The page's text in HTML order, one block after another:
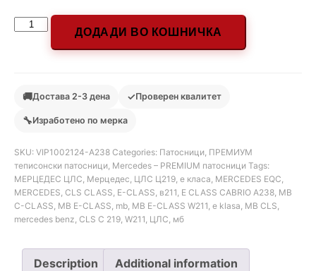
ДОДАДИ ВО КОШНИЧКА
🚚Достава 2-3 дена ✓Проверен квалитет
🔧Изработено по мерка
SKU: VIP1002124-A238 Categories: Патосници ПРЕМИУМ
теписонски патосници Mercedes – PREMIUM патосници Tags:
МЕРЦЕДЕС ЦЛС Мерцедес ЦЛС Ц219 е класа MERCEDES EQC
MERCEDES CLS CLASS E-CLASS в211 E CLASS CABRIO A238 MB
C-CLASS MB E-CLASS mb MB E-CLASS W211 e klasa MB CLS
mercedes benz CLS C 219 W211 ЦЛС мб
Description Additional information